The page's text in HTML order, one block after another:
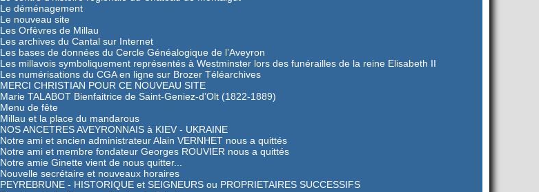
Le déménagement
Le nouveau site
Les Orfèvres de Millau
Les archives du Cantal sur Internet
Les bases de données du Cercle Généalogique de l’Aveyron
Les millavois symboliquement représentés à Westminster lors des funérailles de la reine Elisabeth II
Les numérisations du CGA en ligne sur Brozer Téléarchives
MERCI CHRISTIAN POUR CE NOUVEAU SITE
Marie TALABOT Bienfaitrice de Saint-Geniez-d’Olt (1822-1889)
Menu de fête
Millau et la place du mandarous
NOS ANCETRES AVEYRONNAIS à KIEV - UKRAINE
Notre ami et ancien administrateur Alain VERNHET nous a quittés
Notre ami et membre fondateur Georges ROUVIER nous a quittés
Notre amie Ginette vient de nous quitter...
Nouvelle secrétaire et nouveaux horaires
PEYREBRUNE - HISTORIQUE et SEIGNEURS ou PROPRIETAIRES SUCCESSIFS